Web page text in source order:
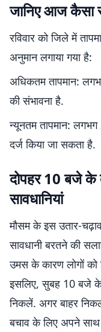
जानिए आज कैसा
रविवार को जिले में
अनुमान लगाया गया है:
अधिकतम तापमान:
की संभावना है.
न्यूनतम तापमान:
दर्ज किया जा सकता है.
दोपहर 10 बजे के
सावधानियां
मौसम के इस उतार-
सावधानी बरतने की
उमस के कारण लोगों को
इसलिए, सुबह 10 बजे के
निकलें. अगर बाहर
बचाव के लिए अपने साथ